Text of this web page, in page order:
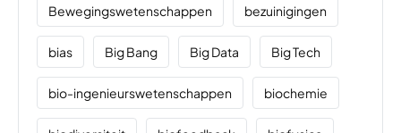
Bewegingswetenschappen bezuinigingen
bias Big Bang Big Data Big Tech
bio-ingenieurswetenschappen biochemie